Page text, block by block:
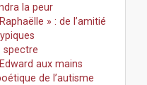
la peur
» : de l’amitié
spectre
aux mains
de l’autisme